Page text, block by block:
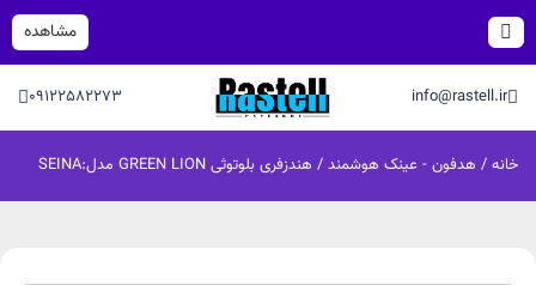
مشاهده
info@rastell.ir
09122582273
خانه / هدفون - عینک هوشمند / هندزفری بلوتوثی GREEN LION مدل:SEINA